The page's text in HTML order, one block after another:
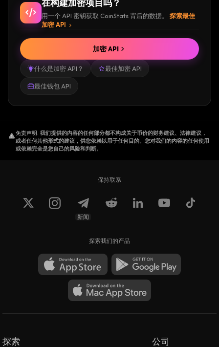
在构建加密项目吗？
用一个 API 密钥获取 CoinStats 背后的数据。
探索最佳
加密 API
什么是加密 API？ 最佳加密 API
最佳钱包 API
加密 API
免责声明 我们提供的内容的任何部分都不构成关于币价的财务建议、法律建议，
或者任何其他形式的建议，供您依赖以用于任何目的。您对我们的内容的任何使用
或依赖完全是您自己的风险和判断。
保持联系
新闻
探索我们的产品
探索 公司